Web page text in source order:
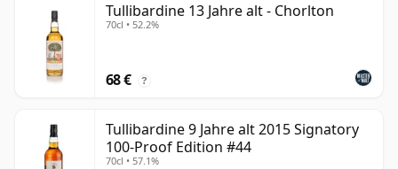
Tullibardine 13 Jahre alt - Chorlton
70cl • 52.2%
68 € ?
Tullibardine 9 Jahre alt 2015 Signatory
100-Proof Edition #44
70cl • 57.1%